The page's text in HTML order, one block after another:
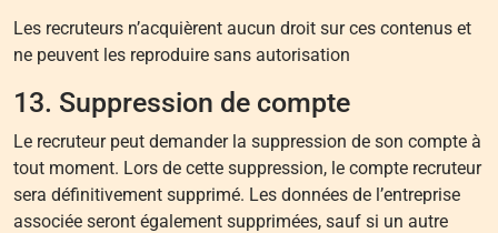
Les recruteurs n’acquièrent aucun droit sur ces contenus et
ne peuvent les reproduire sans autorisation
13. Suppression de compte
Le recruteur peut demander la suppression de son compte à
tout moment. Lors de cette suppression, le compte recruteur
sera définitivement supprimé. Les données de l’entreprise
associée seront également supprimées, sauf si un autre